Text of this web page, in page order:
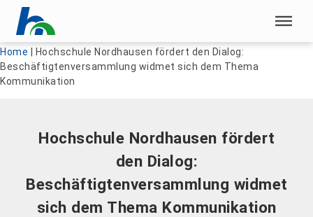
Menü überspringen
Menü überspringen
Home
Hochschule Nordhausen fördert den Dialog:
Beschäftigtenversammlung widmet sich dem Thema
Kommunikation
Hochschule Nordhausen fördert
den Dialog:
Beschäftigtenversammlung widmet
sich dem Thema Kommunikation